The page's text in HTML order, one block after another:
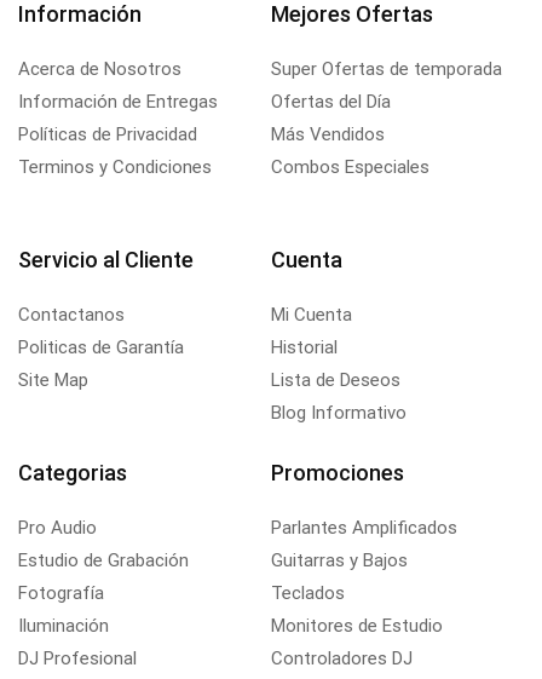
Información
Acerca de Nosotros
Información de Entregas
Políticas de Privacidad
Terminos y Condiciones
Mejores Ofertas
Super Ofertas de temporada
Ofertas del Día
Más Vendidos
Combos Especiales
Servicio al Cliente
Contactanos
Politicas de Garantía
Site Map
Cuenta
Mi Cuenta
Historial
Lista de Deseos
Blog Informativo
Categorias
Pro Audio
Estudio de Grabación
Fotografía
Iluminación
DJ Profesional
Promociones
Parlantes Amplificados
Guitarras y Bajos
Teclados
Monitores de Estudio
Controladores DJ